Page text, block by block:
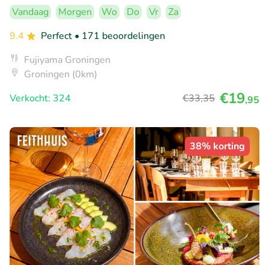
Vandaag Morgen Wo Do Vr
Za
9.4
Perfect • 171 beoordelingen
Fujiyama Groningen
Groningen (0km)
Verkocht: 324
€33,35 €19,95
38% korting